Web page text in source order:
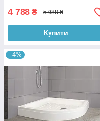
4 788 ₴ 5 088 ₴
Купити
–4%